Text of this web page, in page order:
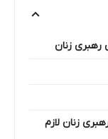
رهبری زنان
زنان لازم